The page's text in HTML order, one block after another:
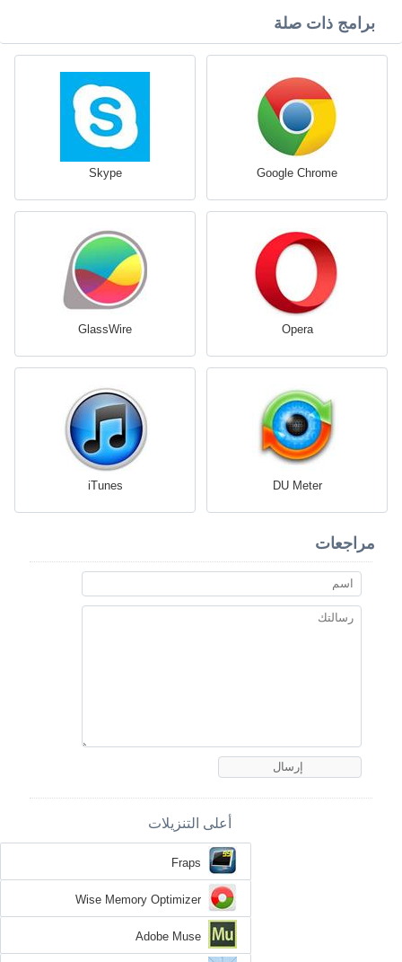
برامج ذات صلة
Google Chrome
Skype
Opera
GlassWire
DU Meter
iTunes
مراجعات
أعلى التنزيلات
Fraps
Wise Memory Optimizer
Adobe Muse